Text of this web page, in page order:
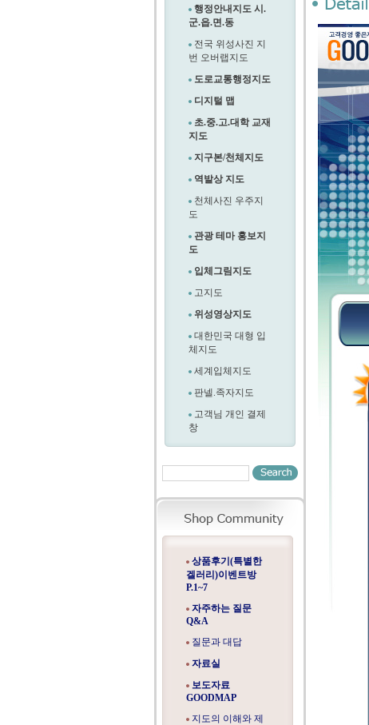
행정안내지도 시.
군.읍.면.동
전국 위성사진 지
번 오버랩지도
도로교통행정지도
디지털 맵
초.중.고.대학 교재
지도
지구본/천체지도
역발상 지도
천체사진 우주지
도
관광 테마 홍보지
도
입체그림지도
고지도
위성영상지도
대한민국 대형 입
체지도
세계입체지도
판넬.족자지도
고객님 개인 결제
창
상품후기(특별한
겔러리)이벤트방
P.1~7
자주하는 질문
Q&A
질문과 대답
자료실
보도자료
GOODMAP
지도의 이해와 제